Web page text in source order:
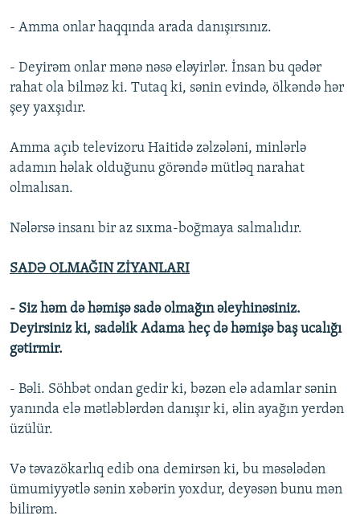
- Amma onlar haqqında arada danışırsınız.
- Deyirəm onlar mənə nəsə eləyirlər. İnsan bu qədər
rahat ola bilməz ki. Tutaq ki, sənin evində, ölkəndə hər
şey yaxşıdır.
Amma açıb televizoru Haitidə zəlzələni, minlərlə
adamın həlak olduğunu görəndə mütləq narahat
olmalısan.
Nələrsə insanı bir az sıxma-boğmaya salmalıdır.
SADƏ OLMAĞIN ZİYANLARI
- Siz həm də həmişə sadə olmağın əleyhinəsiniz.
Deyirsiniz ki, sadəlik Adama heç də həmişə baş ucalığı
gətirmir.
- Bəli. Söhbət ondan gedir ki, bəzən elə adamlar sənin
yanında elə mətləblərdən danışır ki, əlin ayağın yerdən
üzülür.
Və təvazökarlıq edib ona demirsən ki, bu məsələdən
ümumiyyətlə sənin xəbərin yoxdur, deyəsən bunu mən
bilirəm.